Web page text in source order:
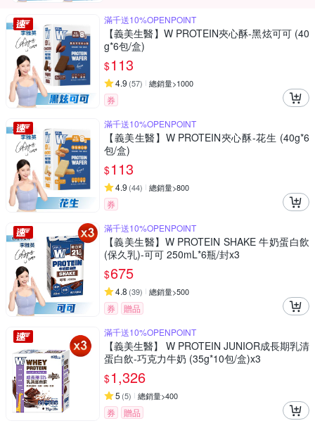
滿千送10%OPENPOINT
【義美生醫】W PROTEIN夾心酥-黑炫可可 (40
g*6包/盒)
$113
4.9 (57) 總銷量>1000
券
滿千送10%OPENPOINT
【義美生醫】W PROTEIN夾心酥-花生 (40g*6
包/盒)
$113
4.9 (44) 總銷量>800
券
滿千送10%OPENPOINT
【義美生醫】W PROTEIN SHAKE 牛奶蛋白飲
(保久乳)-可可 250mL*6瓶/封x3
$675
4.8 (39) 總銷量>500
券
贈品
滿千送10%OPENPOINT
【義美生醫】 W PROTEIN JUNIOR成長期乳清
蛋白飲-巧克力牛奶 (35g*10包/盒)x3
$1,326
5 (5) 總銷量>400
券
贈品